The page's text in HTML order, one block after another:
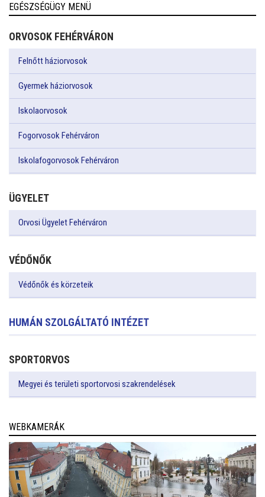
EGÉSZSÉGÜGY MENÜ
ORVOSOK FEHÉRVÁRON
Felnőtt háziorvosok
Gyermek háziorvosok
Iskolaorvosok
Fogorvosok Fehérváron
Iskolafogorvosok Fehérváron
ÜGYELET
Orvosi Ügyelet Fehérváron
VÉDŐNŐK
Védőnők és körzeteik
HUMÁN SZOLGÁLTATÓ INTÉZET
SPORTORVOS
Megyei és területi sportorvosi szakrendelések
WEBKAMERÁK